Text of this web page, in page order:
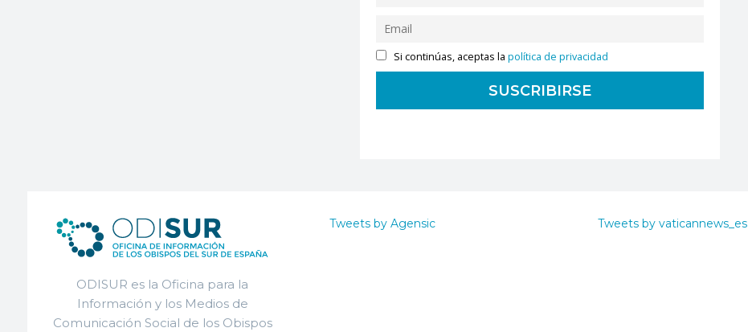
Si continúas, aceptas lapolítica de privacidad
ODISUR es la Oficina para la
Información y los Medios de
Comunicación Social de los Obispos
Tweets by Agensic Tweets by vaticannews_es